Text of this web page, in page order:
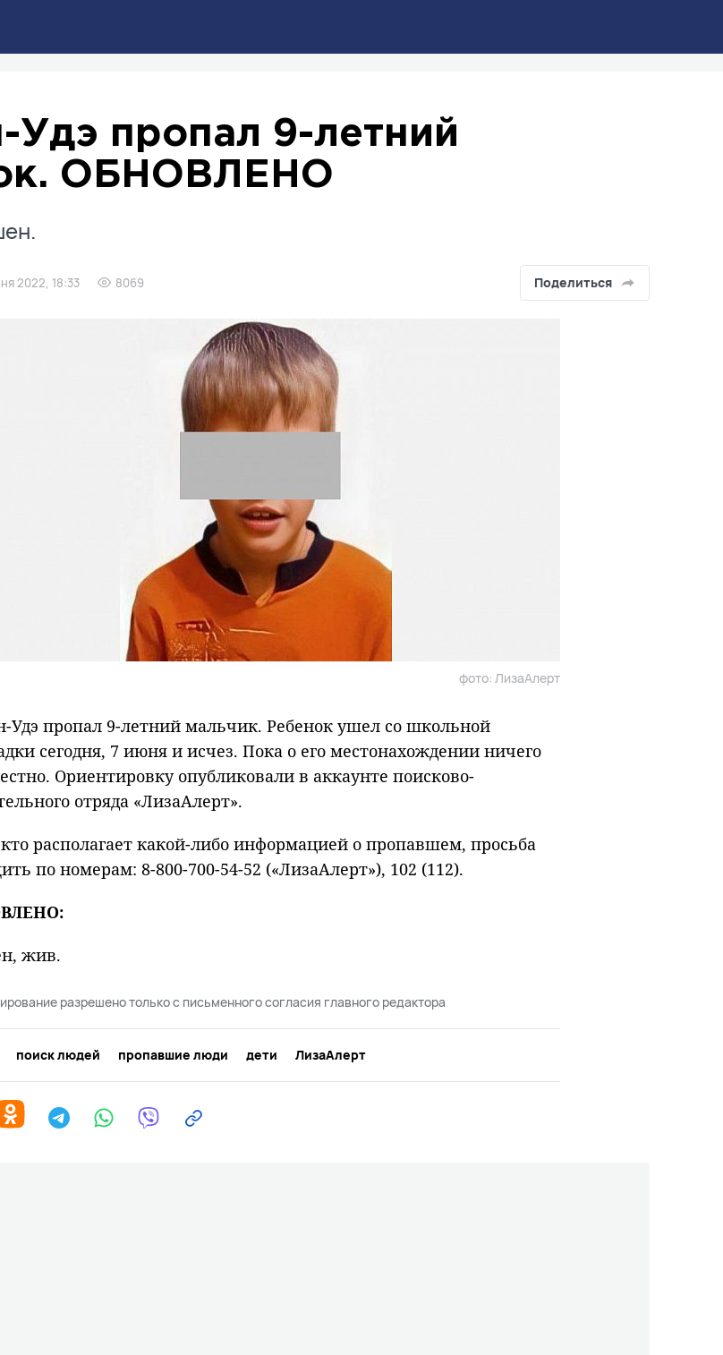
Удэ пропал 9-летний
ОБНОВЛЕНО
2022, 18:33 8069 Поделиться
фото: ЛизаАлерт
Удэ пропал 9-летний мальчик. Ребенок ушел со школьной
сегодня, 7 июня и исчез. Пока о его местонахождении ничего
Ориентировку опубликовали в аккаунте поисково-
отряда «ЛизаАлерт».
располагает какой-либо информацией о пропавшем, просьба
по номерам: 8-800-700-54-52 («ЛизаАлерт»), 102 (112).
жив.
разрешено только с письменного согласия главного редактора
поиск людей пропавшие люди дети ЛизаАлерт